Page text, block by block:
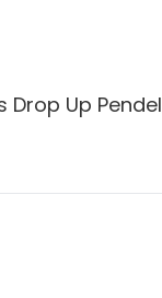
Up Pendel